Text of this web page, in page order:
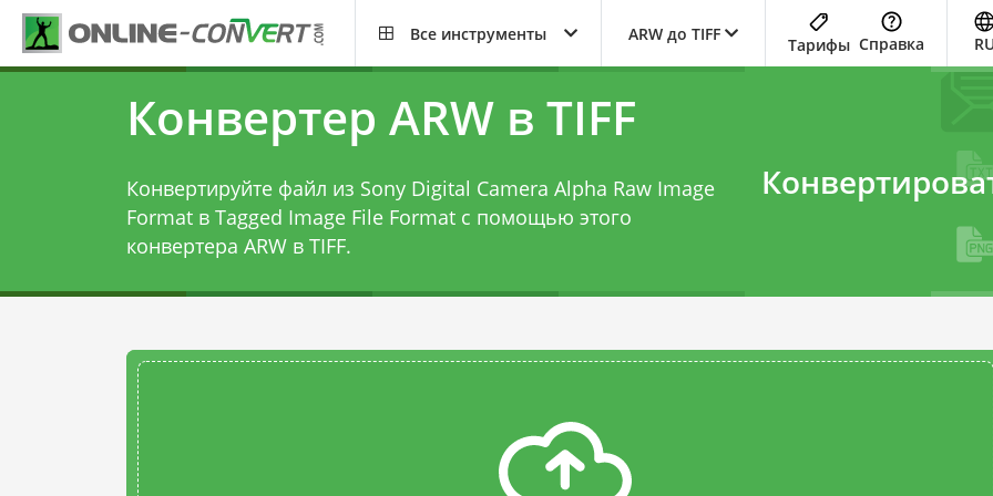
Все инструменты ARW до TIFF
Тарифы Справка
Конвертер ARW в TIFF
Конвертируйте файл из Sony Digital Camera Alpha Raw Image
Format в Tagged Image File Format с помощью этого
конвертера ARW в TIFF.